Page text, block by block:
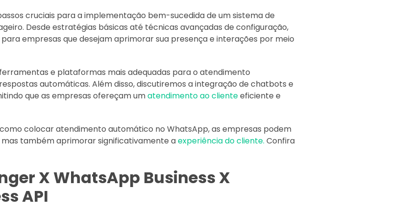
cruciais para a implementação bem-sucedida de um sistema de
Desde estratégias básicas até técnicas avançadas de configuração,
empresas que desejam aprimorar sua presença e interações por meio
e plataformas mais adequadas para o atendimento
automáticas. Além disso, discutiremos a integração de chatbots e
que as empresas ofereçam umatendimento ao clienteeficiente e
colocar atendimento automático no WhatsApp, as empresas podem
também aprimorar significativamente aexperiência do cliente. Confira
X WhatsApp Business X
API